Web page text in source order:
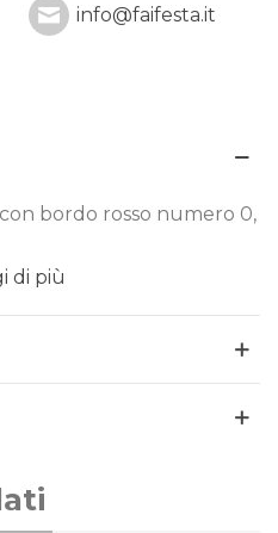
info@faifesta.it
bordo rosso numero 0,
di più